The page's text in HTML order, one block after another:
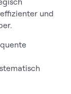
und